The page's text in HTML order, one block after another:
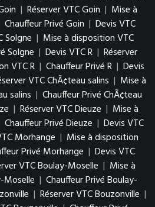
| Réserver VTC Goin | Mise à
Chauffeur Privé Goin | Devis VTC
Solgne | Mise à disposition VTC
Solgne | Devis VTC R | Réserver
VTC R | Chauffeur Privé R | Devis
VTC ChÃ¢teau salins | Mise à
salins | Chauffeur Privé ChÃ¢teau
| Réserver VTC Dieuze | Mise à
Chauffeur Privé Dieuze | Devis VTC
Morhange | Mise à disposition
Privé Morhange | Devis VTC
VTC Boulay-Moselle | Mise à
Moselle | Chauffeur Privé Boulay-
| Réserver VTC Bouzonville |